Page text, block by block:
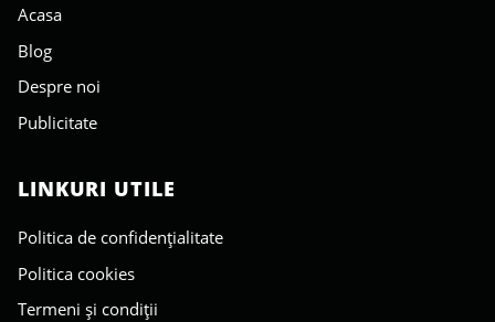
Acasa
Blog
Despre noi
Publicitate
LINKURI UTILE
Politica de confidențialitate
Politica cookies
Termeni și condiții